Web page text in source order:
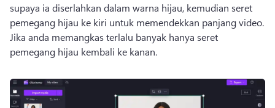
supaya ia diserlahkan dalam warna hijau, kemudian seret
Jika anda memangkas terlalu banyak hanya seret
pemegang hijau kembali ke kanan.